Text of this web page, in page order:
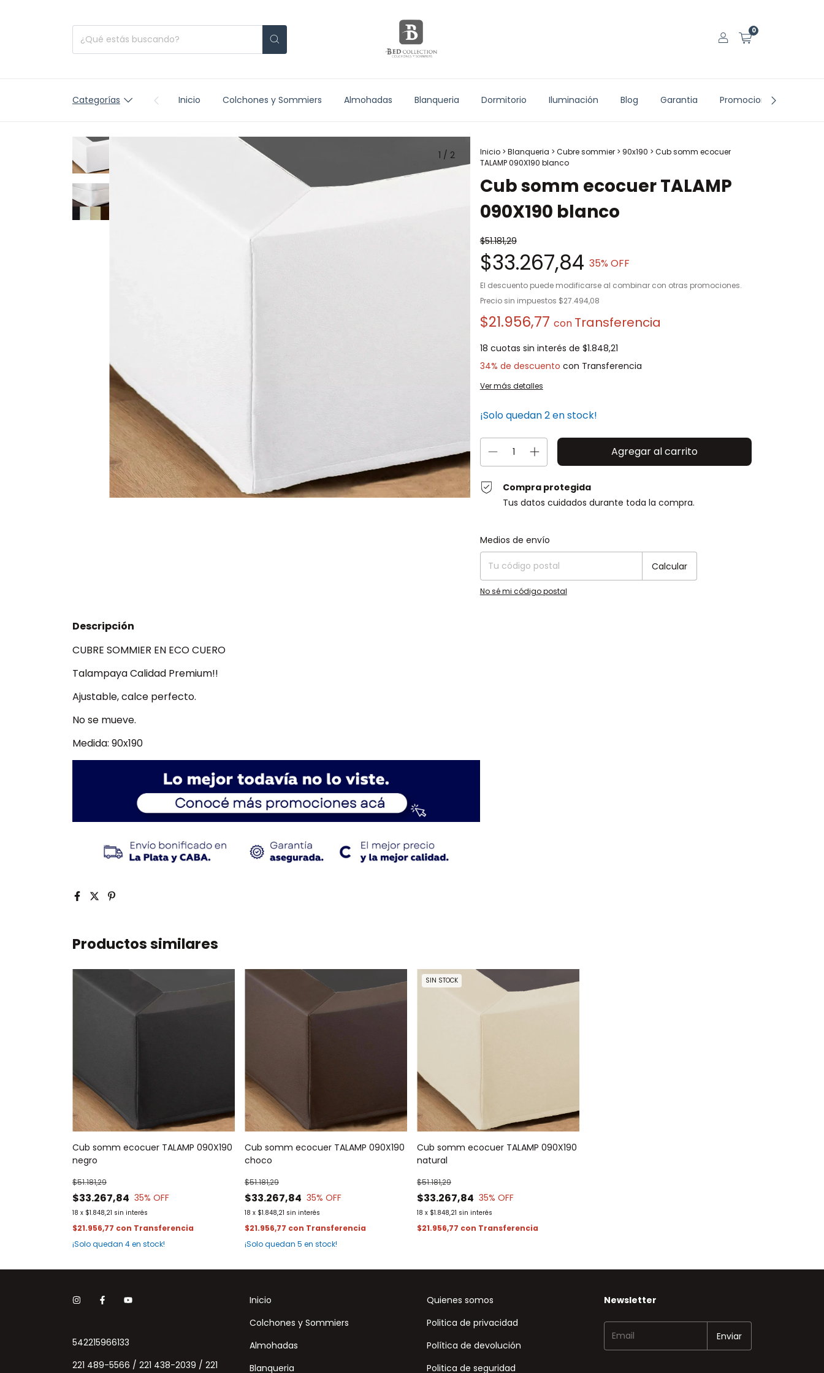
0
Categorías Inicio Colchones y Sommiers Almohadas Blanqueria Dormitorio Iluminación Blog Garantia Promociones vigentes
1 / 2 Inicio > Blanqueria > Cubre sommier > 90x190 > Cub somm ecocuer
TALAMP 090X190 blanco
Cub somm ecocuer TALAMP
090X190 blanco
$51.181,29
$33.267,84 35% OFF
El descuento puede modificarse al combinar con otras promociones.
Precio sin impuestos $27.494,08
$21.956,77 con
18 cuotas sin interés de $1.848,21
34% de descuento
Ver más detalles
¡Solo quedan2en stock!
Compra protegida
Tus datos cuidados durante toda la compra.
Entregas para el CP:
Medios de envío
Calcular
No sé mi código postal
Descripción
CUBRE SOMMIER EN ECO CUERO
Talampaya Calidad Premium!!
Ajustable, calce perfecto.
No se mueve.
Medida: 90x190
Productos similares
Cub somm ecocuer TALAMP 090X190
negro
$33.267,84
$51.181,29
35% OFF
18 x $1.848,21 sin interés
$21.956,77 con
¡Solo quedan 4en stock!
Cub somm ecocuer TALAMP 090X190
choco
$33.267,84
$51.181,29
35% OFF
18 x $1.848,21 sin interés
$21.956,77 con
¡Solo quedan 5 en stock!
SIN STOCK
Cub somm ecocuer TALAMP 090X190
natural
$33.267,84
$51.181,29
35% OFF
18 x $1.848,21 sin interés
$21.956,77 con
542215966133
221 489-5566 / 221 438-2039 / 221
Inicio
Colchones y Sommiers
Almohadas
Blanqueria
Quienes somos
Politica de privacidad
Política de devolución
Politica de seguridad
Newsletter